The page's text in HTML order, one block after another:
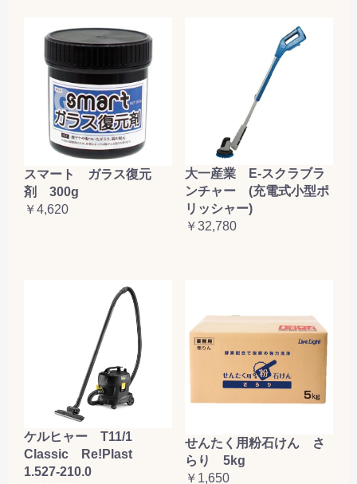
スマート ガラス復元
剤 300g
￥4,620
大一産業 E-スクラブラ
ンチャー (充電式小型ポ
リッシャー)
￥32,780
ケルヒャー T11/1
Classic Re!Plast
1.527-210.0
せんたく用粉石けん さ
らり 5kg
￥1,650